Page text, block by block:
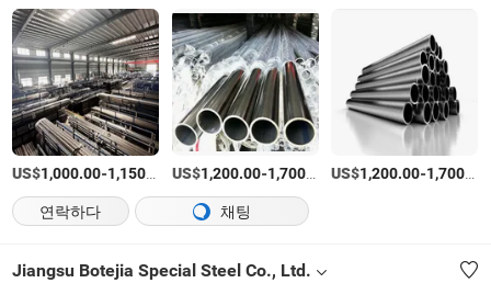
US$1,000.00-1,150.00 /티
US$1,200.00-1,700.00 /티
US$1,200.00-1,700.00
연락하다
채팅
Jiangsu Botejia Special Steel Co., Ltd.